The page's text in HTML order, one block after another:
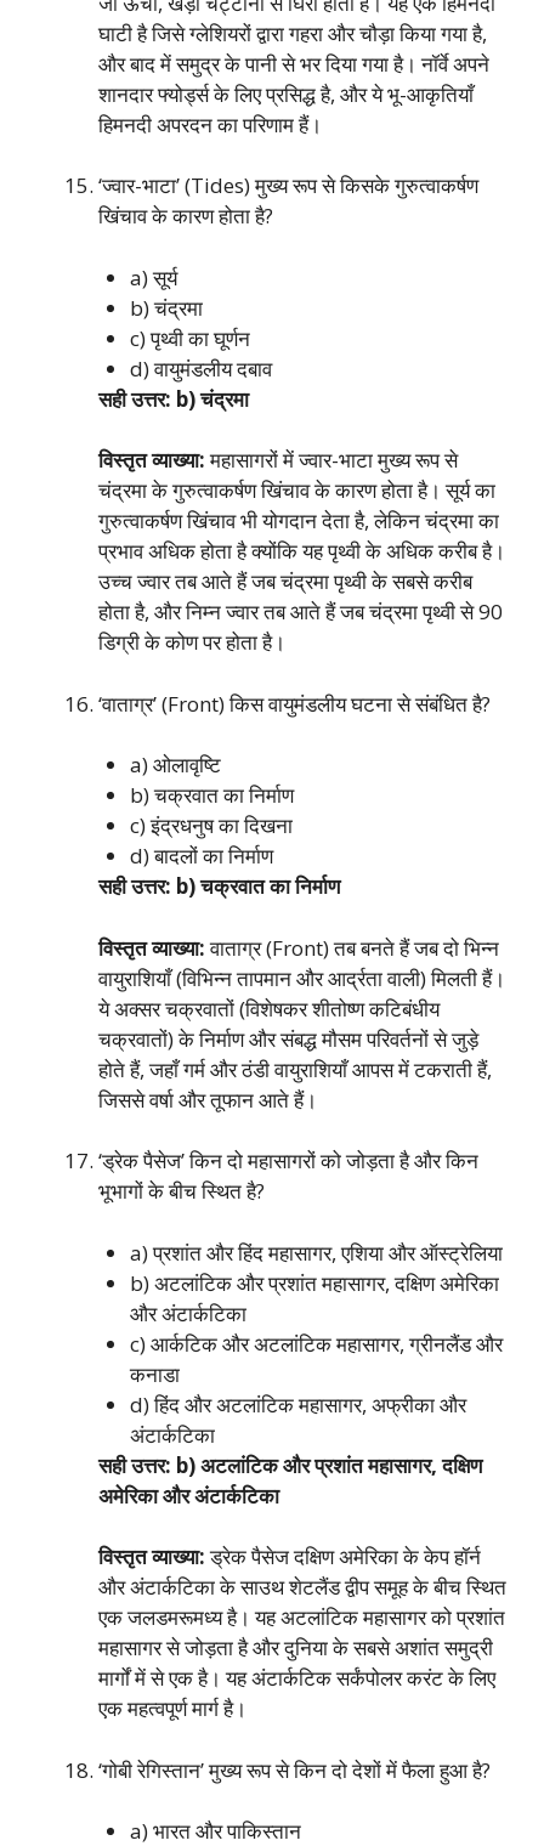
घाटी है जिसे ग्लेशियरों द्वारा गहरा और चौड़ा किया गया है,
और बाद में समुद्र के पानी से भर दिया गया है। नॉर्वे अपने
शानदार फ्योर्ड्स के लिए प्रसिद्ध है, और ये भू-आकृतियाँ
हिमनदी अपरदन का परिणाम हैं।
‘ज्वार-भाटा’ (Tides) मुख्य रूप से किसके गुरुत्वाकर्षण
खिंचाव के कारण होता है?
a) सूर्य
b) चंद्रमा
c) पृथ्वी का घूर्णन
d) वायुमंडलीय दबाव
सही उत्तर: b) चंद्रमा
विस्तृत व्याख्या:महासागरों में ज्वार-भाटा मुख्य रूप से
चंद्रमा के गुरुत्वाकर्षण खिंचाव के कारण होता है। सूर्य का
गुरुत्वाकर्षण खिंचाव भी योगदान देता है, लेकिन चंद्रमा का
प्रभाव अधिक होता है क्योंकि यह पृथ्वी के अधिक करीब है।
उच्च ज्वार तब आते हैं जब चंद्रमा पृथ्वी के सबसे करीब
होता है, और निम्न ज्वार तब आते हैं जब चंद्रमा पृथ्वी से 90
डिग्री के कोण पर होता है।
‘वाताग्र’ (Front) किस वायुमंडलीय घटना से संबंधित है?
a) ओलावृष्टि
b) चक्रवात का निर्माण
c) इंद्रधनुष का दिखना
d) बादलों का निर्माण
सही उत्तर: b) चक्रवात का निर्माण
विस्तृत व्याख्या:वाताग्र (Front) तब बनते हैं जब दो भिन्न
वायुराशियाँ (विभिन्न तापमान और आर्द्रता वाली) मिलती हैं।
ये अक्सर चक्रवातों (विशेषकर शीतोष्ण कटिबंधीय
चक्रवातों) के निर्माण और संबद्ध मौसम परिवर्तनों से जुड़े
होते हैं, जहाँ गर्म और ठंडी वायुराशियाँ आपस में टकराती हैं,
जिससे वर्षा और तूफान आते हैं।
‘ड्रेक पैसेज’ किन दो महासागरों को जोड़ता है और किन
भूभागों के बीच स्थित है?
a) प्रशांत और हिंद महासागर, एशिया और ऑस्ट्रेलिया
b) अटलांटिक और प्रशांत महासागर, दक्षिण अमेरिका
और अंटार्कटिका
c) आर्कटिक और अटलांटिक महासागर, ग्रीनलैंड और
कनाडा
d) हिंद और अटलांटिक महासागर, अफ्रीका और
अंटार्कटिका
सही उत्तर: b) अटलांटिक और प्रशांत महासागर, दक्षिण
अमेरिका और अंटार्कटिका
विस्तृत व्याख्या:ड्रेक पैसेज दक्षिण अमेरिका के केप हॉर्न
और अंटार्कटिका के साउथ शेटलैंड द्वीप समूह के बीच स्थित
एक जलडमरूमध्य है। यह अटलांटिक महासागर को प्रशांत
महासागर से जोड़ता है और दुनिया के सबसे अशांत समुद्री
मार्गों में से एक है। यह अंटार्कटिक सर्कंपोलर करंट के लिए
एक महत्वपूर्ण मार्ग है।
‘गोबी रेगिस्तान’ मुख्य रूप से किन दो देशों में फैला हुआ है?
a) भारत और पाकिस्तान